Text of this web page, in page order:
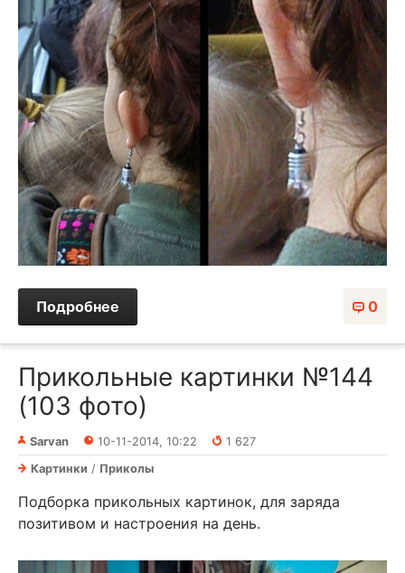
0
Подробнее
Прикольные картинки №144
(103 фото)
Sarvan 10-11-2014, 10:22
1 627
Картинки / Приколы
Подборка прикольных картинок, для заряда
позитивом и настроения на день.